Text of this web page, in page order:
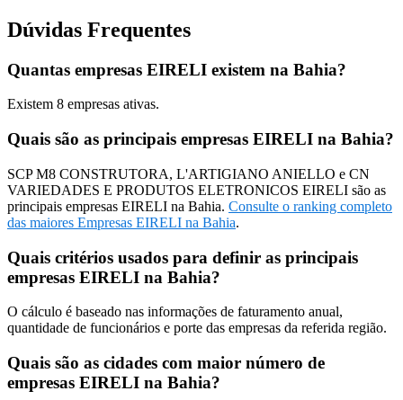
Dúvidas Frequentes
Quantas empresas EIRELI existem na Bahia?
Existem 8 empresas ativas.
Quais são as principais empresas EIRELI na Bahia?
SCP M8 CONSTRUTORA, L'ARTIGIANO ANIELLO e CN
VARIEDADES E PRODUTOS ELETRONICOS EIRELI são as
principais empresas EIRELI na Bahia. Consulte o ranking completo
das maiores Empresas EIRELI na Bahia.
Quais critérios usados para definir as principais
empresas EIRELI na Bahia?
O cálculo é baseado nas informações de faturamento anual,
quantidade de funcionários e porte das empresas da referida região.
Quais são as cidades com maior número de
empresas EIRELI na Bahia?